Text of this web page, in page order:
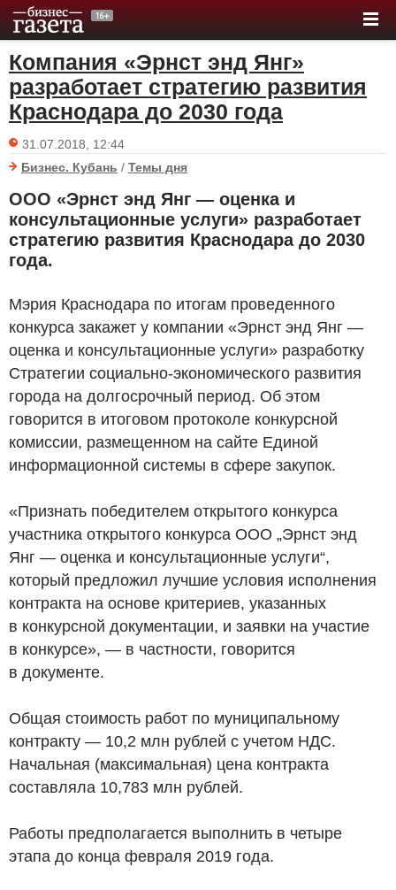
Компания «Эрнст энд Янг»
разработает стратегию развития
Краснодара до 2030 года
31.07.2018, 12:44
Бизнес. Кубань / Темы дня
ООО «Эрнст энд Янг — оценка и
консультационные услуги» разработает
стратегию развития Краснодара до 2030
года.
Мэрия Краснодара по итогам проведенного
конкурса закажет у компании «Эрнст энд Янг —
оценка и консультационные услуги» разработку
Стратегии социально-экономического развития
города на долгосрочный период. Об этом
говорится в итоговом протоколе конкурсной
комиссии, размещенном на сайте Единой
информационной системы в сфере закупок.
«Признать победителем открытого конкурса
участника открытого конкурса ООО „Эрнст энд
Янг — оценка и консультационные услуги“,
который предложил лучшие условия исполнения
контракта на основе критериев, указанных
в конкурсной документации, и заявки на участие
в конкурсе», — в частности, говорится
в документе.
Общая стоимость работ по муниципальному
контракту — 10,2 млн рублей с учетом НДС.
Начальная (максимальная) цена контракта
составляла 10,783 млн рублей.
Работы предполагается выполнить в четыре
этапа до конца февраля 2019 года.